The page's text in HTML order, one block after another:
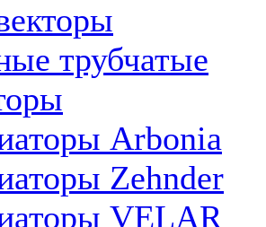
трубчатые
Arbonia
Zehnder
VELAR